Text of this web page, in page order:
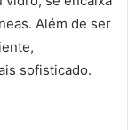
Além de ser
sofisticado.